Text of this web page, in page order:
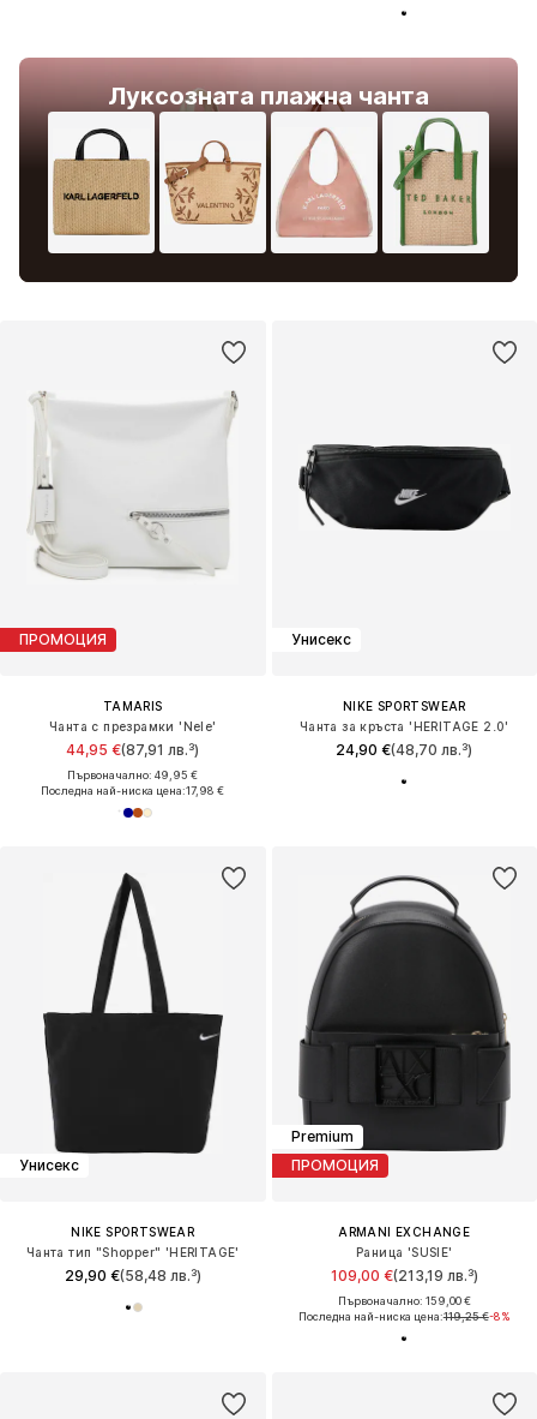
Луксозната плажна чанта
ПРОМОЦИЯ
TAMARIS
Чанта с презрамки 'Nele'
44,95 €(87,91 лв.³)
Първоначално: 49,95 €
Последна най-ниска цена:17,98 €
Унисекс
NIKE SPORTSWEAR
Чанта за кръста 'HERITAGE 2.0'
24,90 €(48,70 лв.³)
Унисекс
NIKE SPORTSWEAR
Чанта тип "Shopper" 'HERITAGE'
29,90 €(58,48 лв.³)
Premium
ПРОМОЦИЯ
ARMANI EXCHANGE
Раница 'SUSIE'
109,00 €(213,19 лв.³)
Първоначално: 159,00 €
Последна най-ниска цена:119,25 €-8%